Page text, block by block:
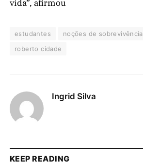
vida”, afirmou
estudantes noções de sobrevivência
roberto cidade
Ingrid Silva
KEEP READING